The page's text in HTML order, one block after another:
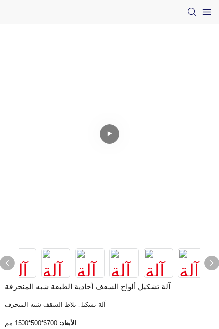
آلة تشكيل ألواح السقف أحادية الطبقة شبه المنحرفة
آلة تشكيل بلاط السقف شبه المنحرف
الأبعاد: